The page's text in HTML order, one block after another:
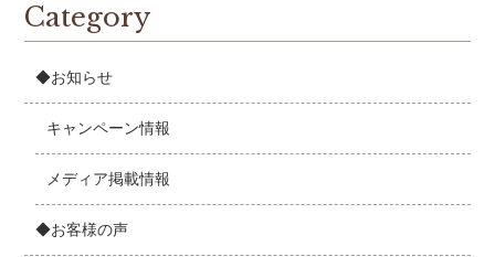
Category
◆お知らせ
キャンペーン情報
メディア掲載情報
◆お客様の声